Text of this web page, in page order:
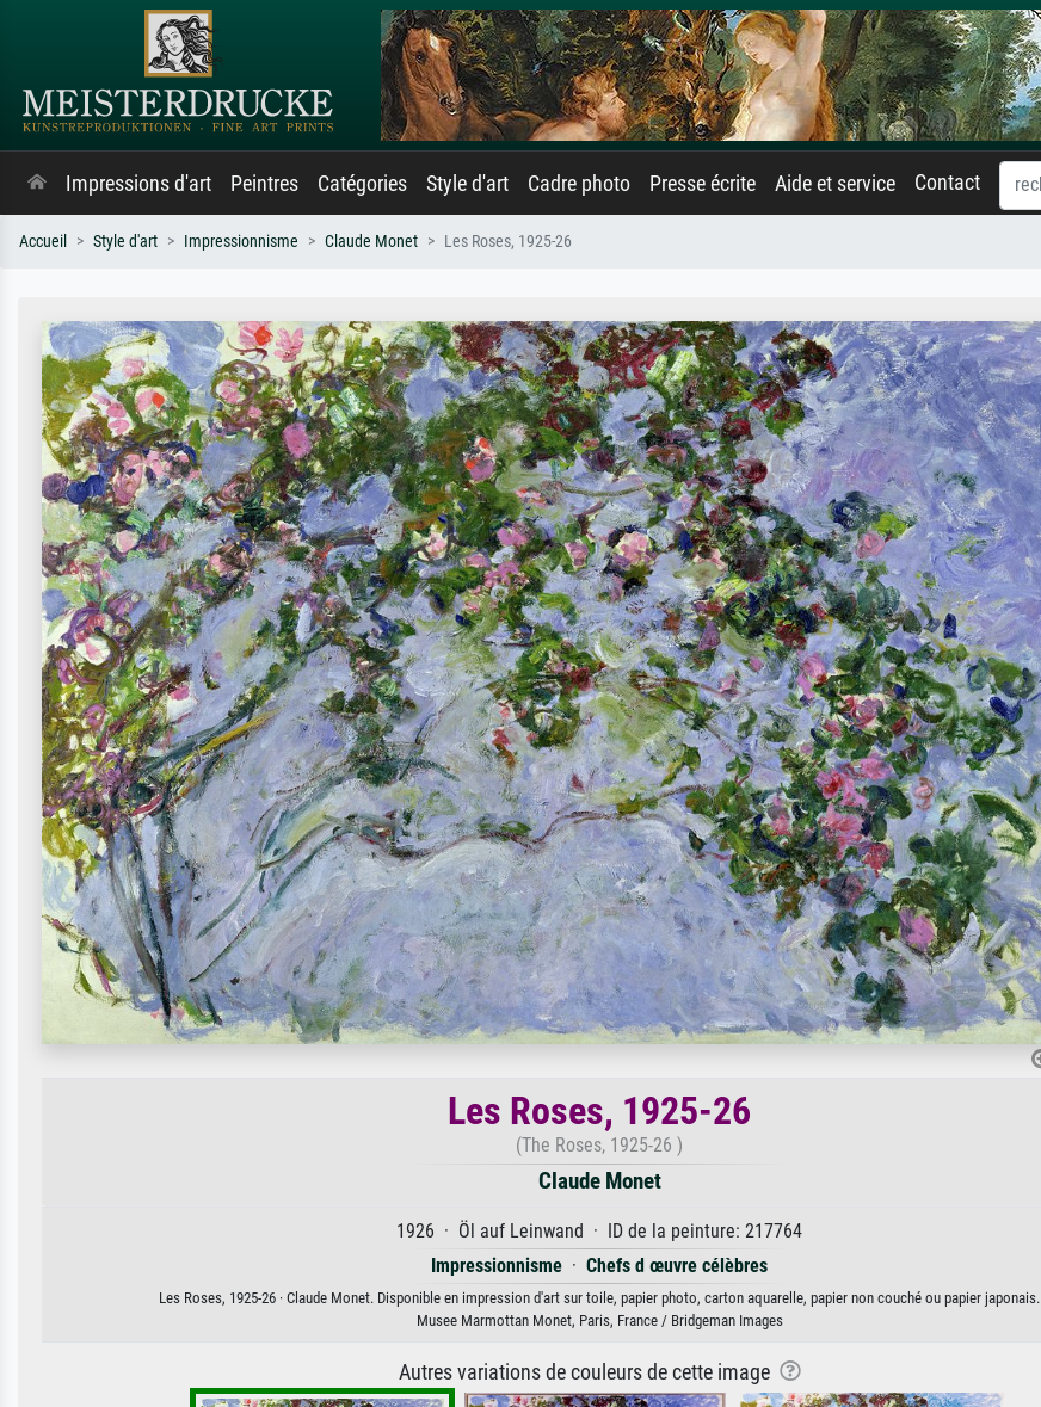
Impressions d'art Peintres Catégories Style d'art Cadre photo Presse écrite Aide et service Contact
Accueil Style d'art Impressionnisme Claude Monet Les Roses, 1925-26
Les Roses, 1925-26
(The Roses, 1925-26 )
Claude Monet
1926 · Öl auf Leinwand · ID de la peinture: 217764
Impressionnisme · Chefs d œuvre célèbres
Les Roses, 1925-26 · Claude Monet. Disponible en impression d'art sur toile, papier photo, carton aquarelle, papier non couché ou papier japonais.
Musee Marmottan Monet, Paris, France / Bridgeman Images
Autres variations de couleurs de cette image